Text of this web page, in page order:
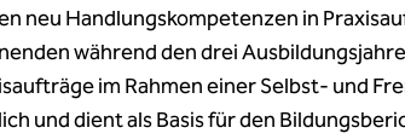
neu Handlungskompetenzen in
während den drei
im Rahmen einer Selbst- und
und dient als Basis für den